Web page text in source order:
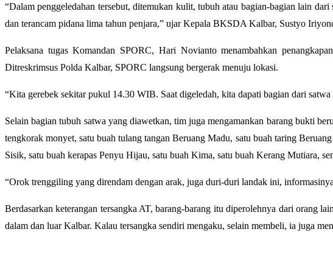
“Dalam penggeledahan tersebut, ditemukan kulit, tubuh atau bagian-bagian lain
dan terancam pidana lima tahun penjara,” ujar Kepala BKSDA Kalbar, Sustyo
Pelaksana tugas Komandan SPORC, Hari Novianto menambahkan
Ditreskrimsus Polda Kalbar, SPORC langsung bergerak menuju lokasi.
“Kita gerebek sekitar pukul 14.30 WIB. Saat digeledah, kita dapati bagian dari
Selain bagian tubuh satwa yang diawetkan, tim juga mengamankan barang bukti
tengkorak monyet, satu buah tulang tangan Beruang Madu, satu buah taring
Sisik, satu buah kerapas Penyu Hijau, satu buah Kima, satu buah Kerang Mutiara,
“Orok trenggiling yang direndam dengan arak, juga duri-duri landak ini,
Berdasarkan keterangan tersangka AT, barang-barang itu diperolehnya dari orang
dalam dan luar Kalbar. Kalau tersangka sendiri mengaku, selain membeli, ia juga